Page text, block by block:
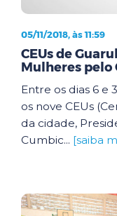
05/11/2018, às 11:59
CEUs de
Mulheres pelo
Entre os dias 6 e
os nove CEUs
da cidade,
Cumbic... [saiba